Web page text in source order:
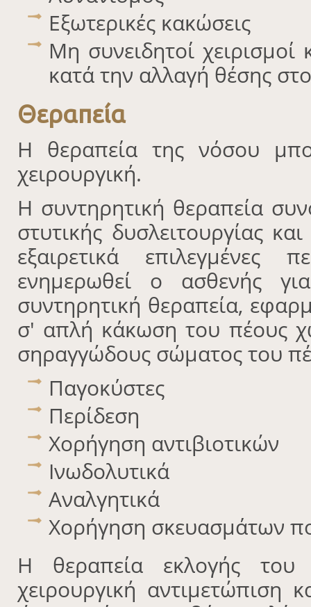
Εξωτερικές κακώσεις
Μη συνειδητοί
κατά την αλλαγή θέσης
Θεραπεία
Η θεραπεία της νόσου
χειρουργική.
Η συντηρητική θεραπεία
στυτικής δυσλειτουργίας
εξαιρετικά επιλεγμένες
ενημερωθεί ο ασθενής
συντηρητική θεραπεία,
σ' απλή κάκωση του πέους
σηραγγώδους σώματος του
Παγοκύστες
Περίδεση
Χορήγηση αντιβιοτικών
Ινωδολυτικά
Αναλγητικά
Χορήγηση σκευασμάτων
Η θεραπεία εκλογής του
χειρουργική